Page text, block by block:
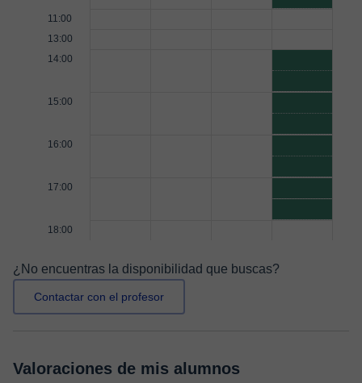
11:00
13:00
14:00
15:00
16:00
17:00
18:00
¿No encuentras la disponibilidad que buscas?
Contactar con el profesor
Valoraciones de mis alumnos